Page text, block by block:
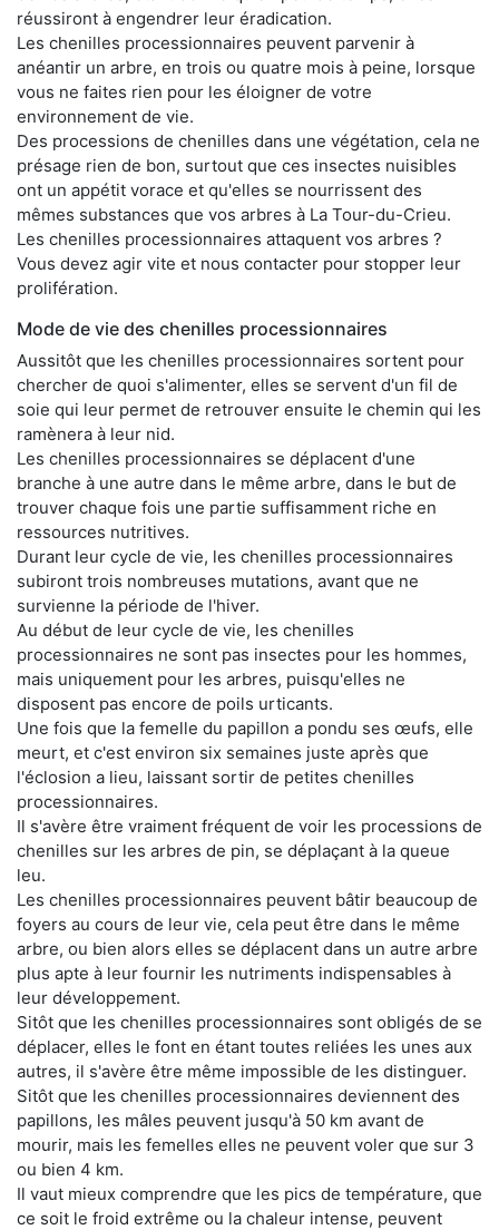
réussiront à engendrer leur éradication.
Les chenilles processionnaires peuvent parvenir à
anéantir un arbre, en trois ou quatre mois à peine, lorsque
vous ne faites rien pour les éloigner de votre
environnement de vie.
Des processions de chenilles dans une végétation, cela ne
présage rien de bon, surtout que ces insectes nuisibles
ont un appétit vorace et qu'elles se nourrissent des
mêmes substances que vos arbres à La Tour-du-Crieu.
Les chenilles processionnaires attaquent vos arbres ?
Vous devez agir vite et nous contacter pour stopper leur
prolifération.
Mode de vie des chenilles processionnaires
Aussitôt que les chenilles processionnaires sortent pour
chercher de quoi s'alimenter, elles se servent d'un fil de
soie qui leur permet de retrouver ensuite le chemin qui les
ramènera à leur nid.
Les chenilles processionnaires se déplacent d'une
branche à une autre dans le même arbre, dans le but de
trouver chaque fois une partie suffisamment riche en
ressources nutritives.
Durant leur cycle de vie, les chenilles processionnaires
subiront trois nombreuses mutations, avant que ne
survienne la période de l'hiver.
Au début de leur cycle de vie, les chenilles
processionnaires ne sont pas insectes pour les hommes,
mais uniquement pour les arbres, puisqu'elles ne
disposent pas encore de poils urticants.
Une fois que la femelle du papillon a pondu ses œufs, elle
meurt, et c'est environ six semaines juste après que
l'éclosion a lieu, laissant sortir de petites chenilles
processionnaires.
Il s'avère être vraiment fréquent de voir les processions de
chenilles sur les arbres de pin, se déplaçant à la queue
leu.
Les chenilles processionnaires peuvent bâtir beaucoup de
foyers au cours de leur vie, cela peut être dans le même
arbre, ou bien alors elles se déplacent dans un autre arbre
plus apte à leur fournir les nutriments indispensables à
leur développement.
Sitôt que les chenilles processionnaires sont obligés de se
déplacer, elles le font en étant toutes reliées les unes aux
autres, il s'avère être même impossible de les distinguer.
Sitôt que les chenilles processionnaires deviennent des
papillons, les mâles peuvent jusqu'à 50 km avant de
mourir, mais les femelles elles ne peuvent voler que sur 3
ou bien 4 km.
Il vaut mieux comprendre que les pics de température, que
ce soit le froid extrême ou la chaleur intense, peuvent